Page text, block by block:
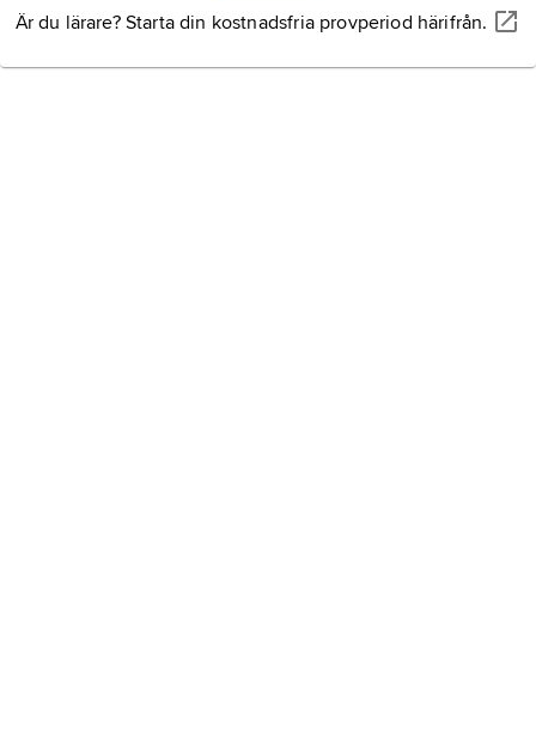
Är du lärare? Starta din kostnadsfria provperiod härifrån.